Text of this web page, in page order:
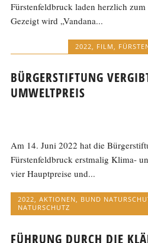
Fürstenfeldbruck laden herzlich
Gezeigt wird „Vandana...
2022, FILM,
BÜRGERSTIFTUNG
UMWELTPREIS
Am 14. Juni 2022 hat die
Fürstenfeldbruck erstmalig Klima-
vier Hauptpreise und...
2022,AKTIONEN, BUND
NATURSCHUTZ
FÜHRUNG DURCH DIE